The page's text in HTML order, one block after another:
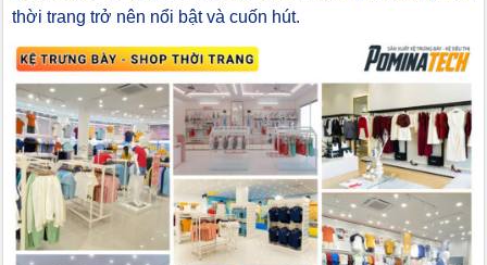
thời trang trở nên nổi bật và cuốn hút.